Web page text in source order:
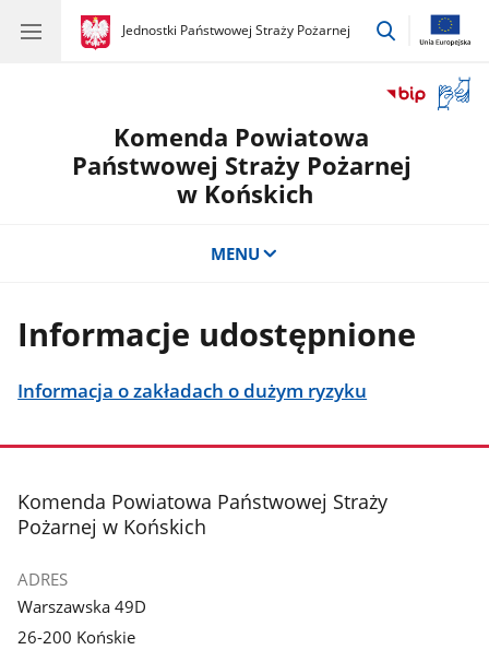
gov.pl
Jednostki Państwowej Straży Pożarnej
gov.pl
Jednostki
przejdź
okno
Komenda Powiatowa
Państwowej Straży Pożarnej
w Końskich
MENU
Informacje udostępnione
Informacja o zakładach o dużym ryzyku
stopka
Komenda Powiatowa Państwowej Straży
Pożarnej w Końskich
ADRES
Warszawska 49D
26-200 Końskie